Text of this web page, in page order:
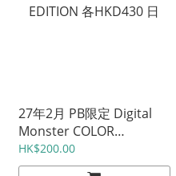
27年2月 PB限定 Digital
Monster COLOR
ULTRAMAN SERIES 60th
EDITION 各HKD430 日
HK$200.00